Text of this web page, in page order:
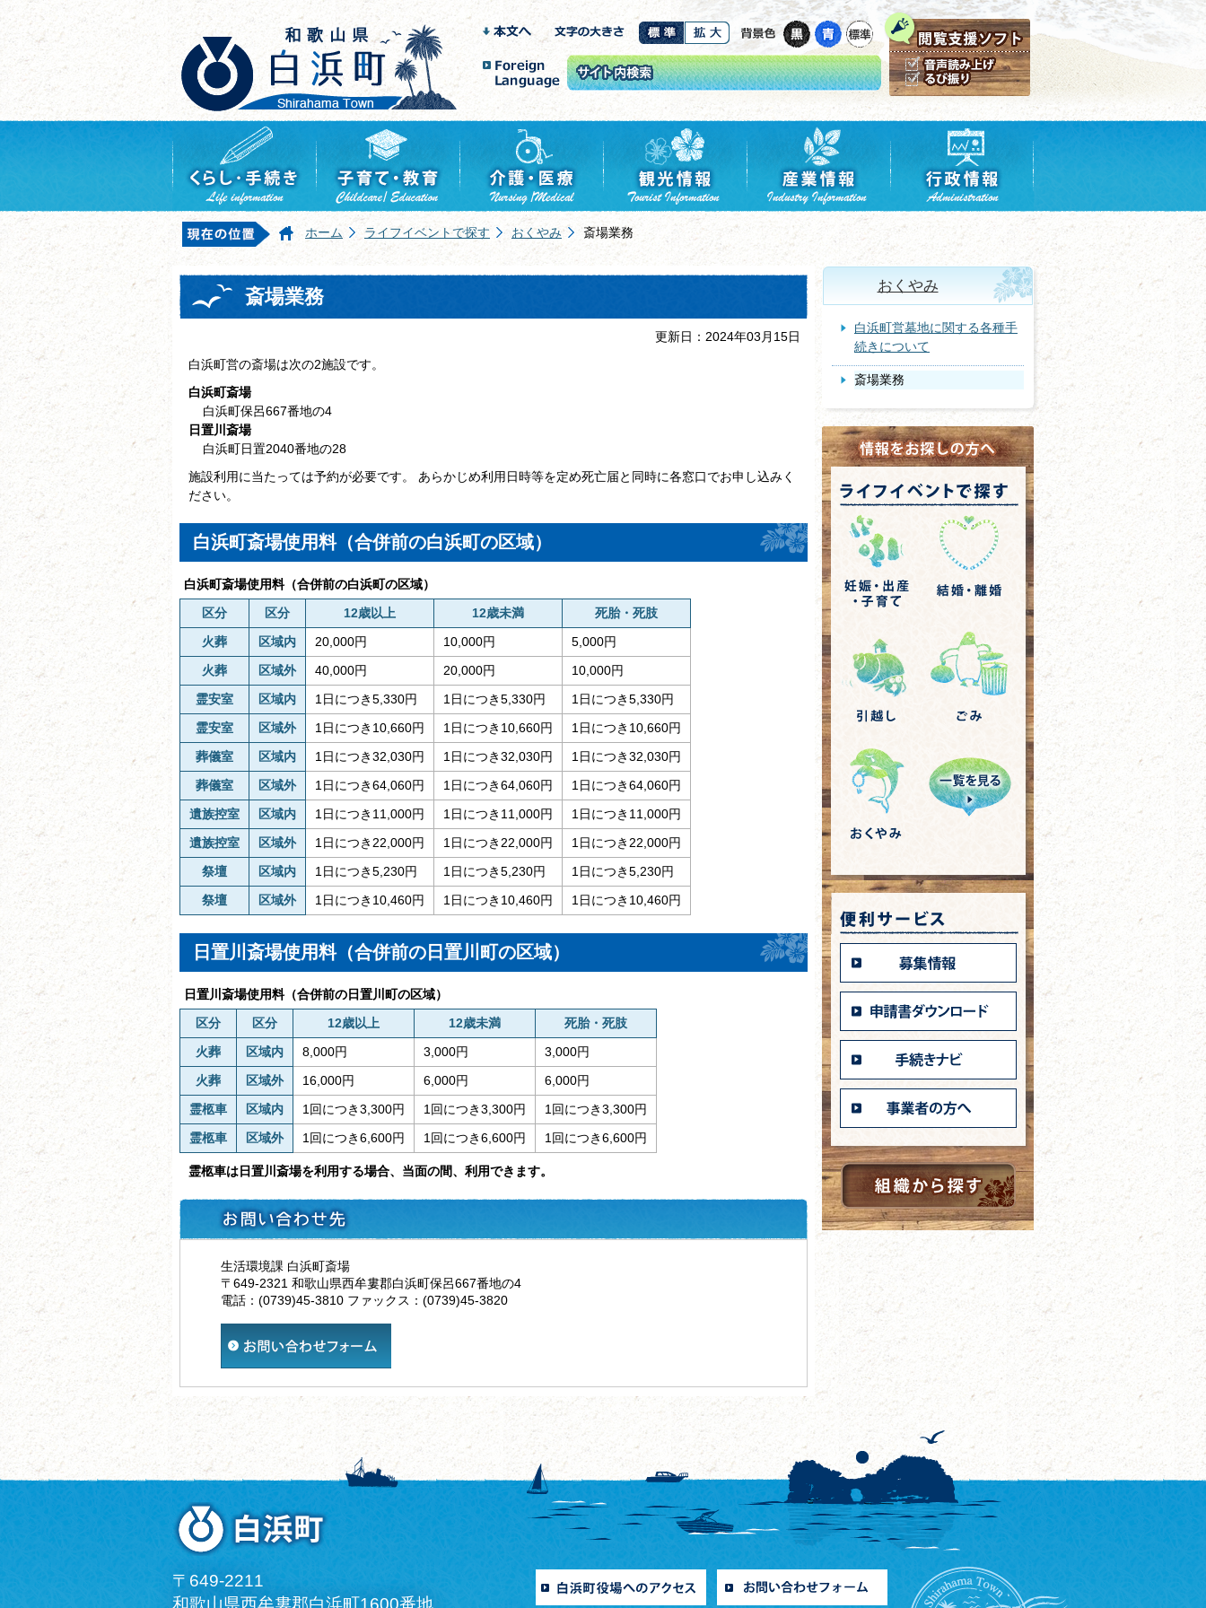
ホーム ライフイベントで探す おくやみ 斎場業務
斎場業務
更新日：2024年03月15日
白浜町営の斎場は次の2施設です。
白浜町斎場
白浜町保呂667番地の4
日置川斎場
白浜町日置2040番地の28
施設利用に当たっては予約が必要です。 あらかじめ利用日時等を定め死亡届と同時に各窓口でお申し込みく
ださい。
白浜町斎場使用料（合併前の白浜町の区域）
白浜町斎場使用料（合併前の白浜町の区域）
区分
区分 12歳以上 12歳未満
死胎・死肢
火葬
区域内 20,000円 10,000円
5,000円
火葬
区域外 40,000円 20,000円
10,000円
霊安室
区域内 1日につき5,330円 1日につき5,330円
1日につき5,330円
霊安室
区域外 1日につき10,660円 1日につき10,660円
1日につき10,660円
葬儀室
区域内 1日につき32,030円 1日につき32,030円
1日につき32,030円
葬儀室
区域外 1日につき64,060円 1日につき64,060円
1日につき64,060円
遺族控室
区域内 1日につき11,000円 1日につき11,000円
1日につき11,000円
遺族控室
区域外 1日につき22,000円 1日につき22,000円
1日につき22,000円
祭壇
区域内 1日につき5,230円 1日につき5,230円
1日につき5,230円
祭壇
区域外 1日につき10,460円 1日につき10,460円 1日につき10,460円
日置川斎場使用料（合併前の日置川町の区域）
日置川斎場使用料（合併前の日置川町の区域）
区分
区分 12歳以上 12歳未満
死胎・死肢
火葬
区域内 8,000円 3,000円
3,000円
火葬
区域外 16,000円 6,000円
6,000円
霊柩車
区域内 1回につき3,300円 1回につき3,300円
1回につき3,300円
霊柩車
区域外 1回につき6,600円 1回につき6,600円 1回につき6,600円
霊柩車は日置川斎場を利用する場合、当面の間、利用できます。
生活環境課 白浜町斎場
〒649-2321 和歌山県西牟婁郡白浜町保呂667番地の4
電話：(0739)45-3810 ファックス：(0739)45-3820
おくやみ
白浜町営墓地に関する各種手
続きについて
斎場業務
〒649-2211
和歌山県西牟婁郡白浜町1600番地